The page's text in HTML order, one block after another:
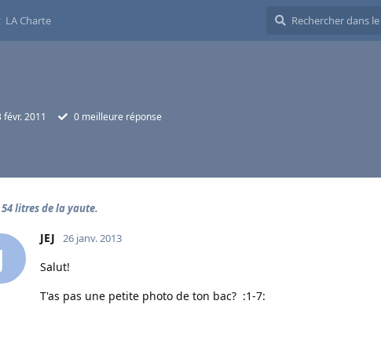
LA Charte
févr. 2011 0 meilleure réponse
54 litres de la yaute.
J
JEJ 26 janv. 2013
Salut!
T'as pas une petite photo de ton bac? :1-7: